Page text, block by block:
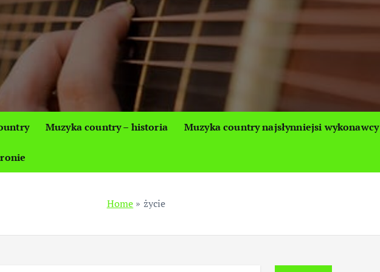
Muzyka country – historia Muzyka country najsłynniejsi wykonawcy
Home » życie